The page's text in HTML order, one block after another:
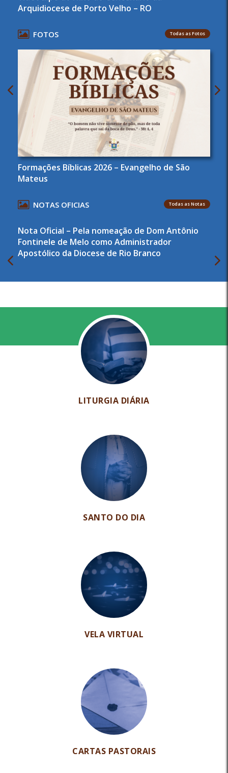
Arquidiocese de Porto Velho – RO
FOTOS Todas as Fotos
Formações Bíblicas 2026 – Evangelho de São
Mateus
NOTAS OFICIAS Todas as Notas
Nota Oficial – Pela nomeação de Dom Antônio
Fontinele de Melo como Administrador
Apostólico da Diocese de Rio Branco
LITURGIA DIÁRIA
SANTO DO DIA
VELA VIRTUAL
CARTAS PASTORAIS